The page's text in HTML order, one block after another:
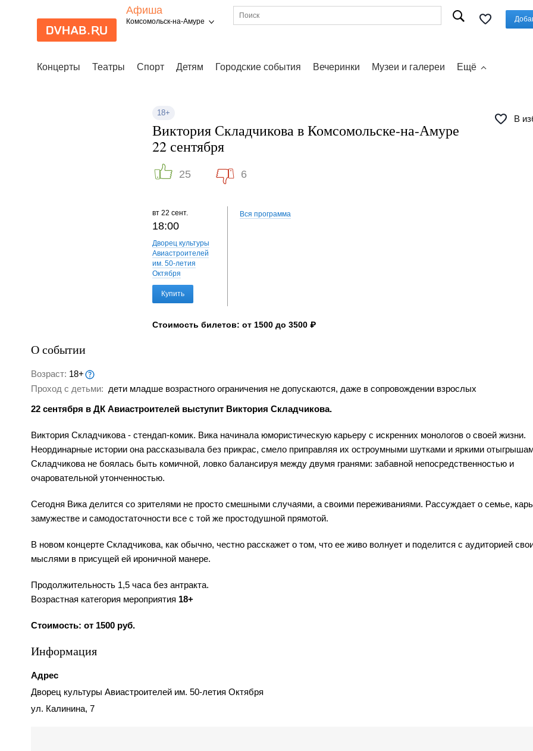
Афиша
Комсомольск-на-Амуре
Концерты Театры Спорт Детям Городские события Вечеринки Музеи и галереи Ещё
18+
В
Виктория Складчикова в Комсомольске-на-Амуре
22 сентября
25 6
вт 22 сент.
18:00
Дворец культуры
Авиастроителей
им. 50-летия
Октября
Купить
Вся программа
Стоимость билетов: от 1500 до 3500 ₽
О событии
Возраст: 18+
Проход с детьми: дети младше возрастного ограничения не допускаются, даже в сопровождении взрослых
22 сентября в ДК Авиастроителей выступит Виктория Складчикова.
Виктория Складчикова - стендап-комик. Вика начинала юмористическую карьеру с искренних монологов о своей жизни.
Неординарные истории она рассказывала без прикрас, смело приправляя их остроумными шутками и яркими
Складчикова не боялась быть комичной, ловко балансируя между двумя гранями: забавной непосредственностью и
очаровательной утонченностью.
Сегодня Вика делится со зрителями не просто смешными случаями, а своими переживаниями. Рассуждает о семье,
замужестве и самодостаточности все с той же простодушной прямотой.
В новом концерте Складчикова, как обычно, честно расскажет о том, что ее живо волнует и поделится с аудиторией
мыслями в присущей ей ироничной манере.
Продолжительность 1,5 часа без антракта.
Возрастная категория мероприятия 18+
Стоимость: от 1500 руб.
Информация
Адрес
Дворец культуры Авиастроителей им. 50-летия Октября
ул. Калинина, 7